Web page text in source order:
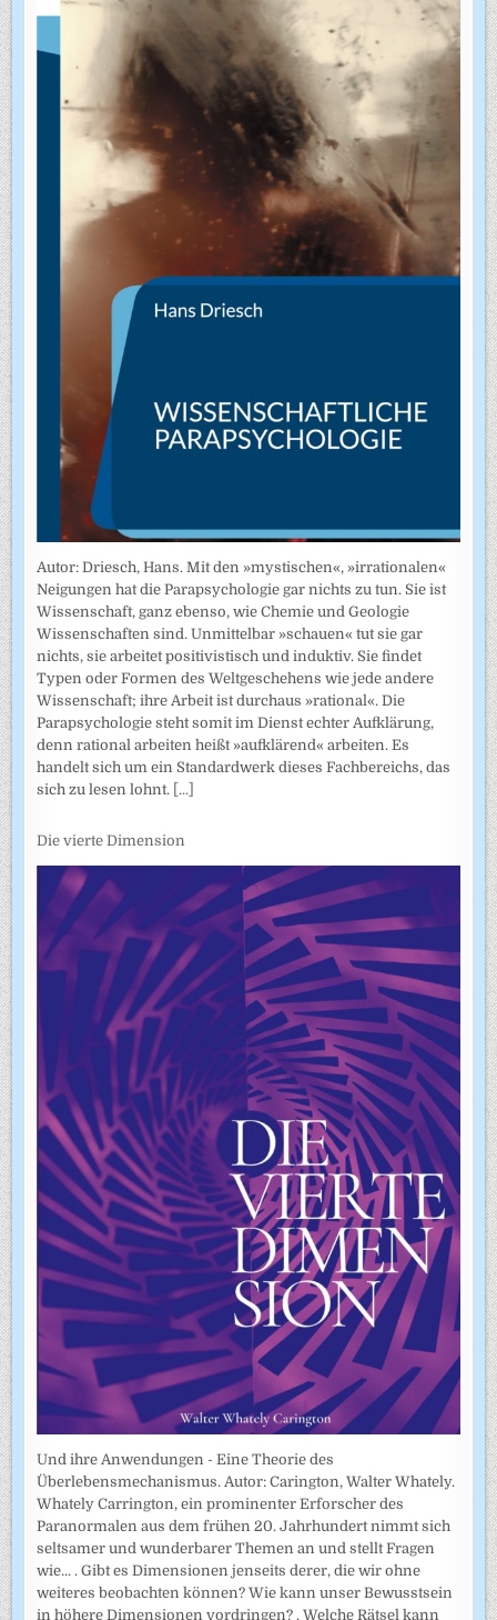
Autor: Driesch, Hans. Mit den »mystischen«, »irrationalen«
Neigungen hat die Parapsychologie gar nichts zu tun. Sie ist
Wissenschaft, ganz ebenso, wie Chemie und Geologie
Wissenschaften sind. Unmittelbar »schauen« tut sie gar
nichts, sie arbeitet positivistisch und induktiv. Sie findet
Typen oder Formen des Weltgeschehens wie jede andere
Wissenschaft; ihre Arbeit ist durchaus »rational«. Die
Parapsychologie steht somit im Dienst echter Aufklärung,
denn rational arbeiten heißt »aufklärend« arbeiten. Es
handelt sich um ein Standardwerk dieses Fachbereichs, das
sich zu lesen lohnt. [...]
Die vierte Dimension
Und ihre Anwendungen - Eine Theorie des
Überlebensmechanismus. Autor: Carington, Walter Whately.
Whately Carrington, ein prominenter Erforscher des
Paranormalen aus dem frühen 20. Jahrhundert nimmt sich
seltsamer und wunderbarer Themen an und stellt Fragen
wie... . Gibt es Dimensionen jenseits derer, die wir ohne
weiteres beobachten können? Wie kann unser Bewusstsein
in höhere Dimensionen vordringen? . Welche Rätsel kann